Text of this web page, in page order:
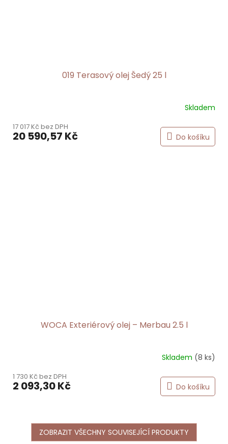
019 Terasový olej Šedý 25 l
Skladem
17 017 Kč bez DPH
20 590,57 Kč Do košíku
WOCA Exteriérový olej – Merbau 2.5 l
Skladem (8 ks)
1 730 Kč bez DPH
2 093,30 Kč Do košíku
ZOBRAZIT VŠECHNY SOUVISEJÍCÍ PRODUKTY